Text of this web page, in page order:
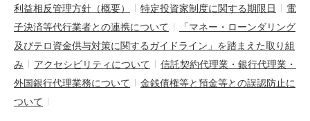
利益相反管理方針（概要）
特定投資家制度に関する期限日
電
子決済等代行業者との連携について
「マネー・ローンダリング
及びテロ資金供与対策に関するガイドライン」を踏まえた取り組
み
アクセシビリティについて
信託契約代理業・銀行代理業・
外国銀行代理業務について
金銭債権等と預金等との誤認防止に
ついて